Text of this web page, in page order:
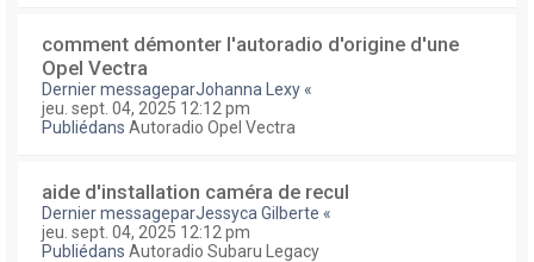
comment démonter l'autoradio d'origine d'une
Opel Vectra
Dernier messageparJohanna Lexy «
jeu. sept. 04, 2025 12:12 pm
Publiédans Autoradio Opel Vectra
aide d'installation caméra de recul
Dernier messageparJessyca Gilberte «
jeu. sept. 04, 2025 12:12 pm
Publiédans Autoradio Subaru Legacy